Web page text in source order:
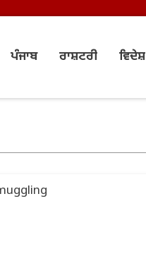
ਪੰਜਾਬ ਰਾਸ਼ਟਰੀ ਵਿਦੇਸ਼